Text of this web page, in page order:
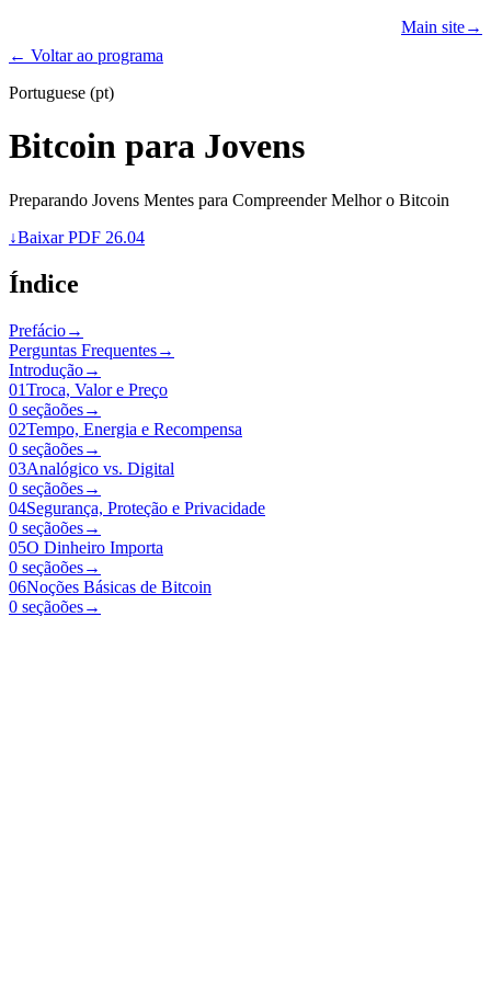
Main site→
← Voltar ao programa
Portuguese (pt)
Bitcoin para Jovens
Preparando Jovens Mentes para Compreender Melhor o Bitcoin
↓Baixar PDF 26.04
Índice
Prefácio→
Perguntas Frequentes→
Introdução→
01Troca, Valor e Preço
0 seçãoões→
02Tempo, Energia e Recompensa
0 seçãoões→
03Analógico vs. Digital
0 seçãoões→
04Segurança, Proteção e Privacidade
0 seçãoões→
05O Dinheiro Importa
0 seçãoões→
06Noções Básicas de Bitcoin
0 seçãoões→